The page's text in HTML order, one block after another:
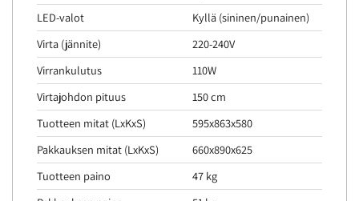
LED-valot
Kyllä (sininen/punainen)
Virta (jännite)
220-240V
Virrankulutus
110W
Virtajohdon pituus
150 cm
Tuotteen mitat (LxKxS)
595x863x580
Pakkauksen mitat (LxKxS)
660x890x625
Tuotteen paino
47 kg